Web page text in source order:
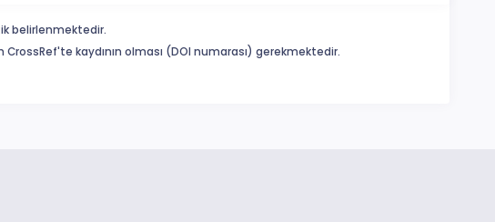
belirlenmektedir.
kaydının olması (DOI numarası) gerekmektedir.